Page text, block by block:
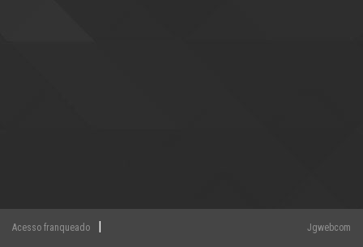
Acesso franqueado | Jgwebcom